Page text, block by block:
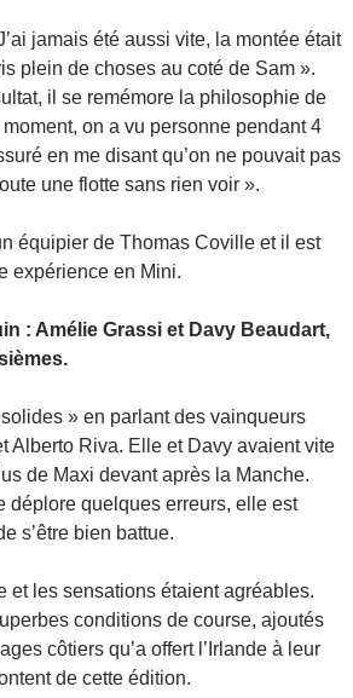
jamais été aussi vite, la montée était
plein de choses au coté de Sam ».
il se remémore la philosophie de
on a vu personne pendant 4
en me disant qu’on ne pouvait pas
une flotte sans rien voir ».
équipier de Thomas Coville et il est
expérience en Mini.
: Amélie Grassi et Davy Beaudart,
» en parlant des vainqueurs
Alberto Riva. Elle et Davy avaient vite
de Maxi devant après la Manche.
déplore quelques erreurs, elle est
s’être bien battue.
et les sensations étaient agréables.
conditions de course, ajoutés
côtiers qu’a offert l’Irlande à leur
de cette édition.